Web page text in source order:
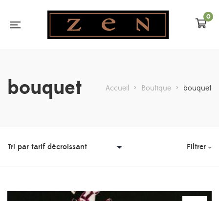
0
bouquet Accueil > Boutique > bouquet
Filtrer